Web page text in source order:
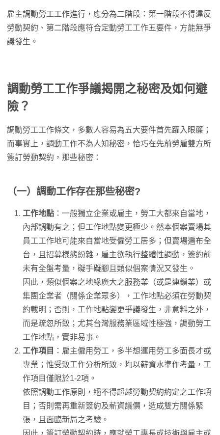
雇主調動勞工工作進行，應分為二階段：第一階段不得違反
勞動契約、第二階段應符合定動勞工工作五要件，方能無爭
議發生。
調動勞工工作爭議揭開之秘密及如何避
險？
調動勞工工作條文，多數人容易為五大要件首先躍入眼簾；
而事實上，調動工作不為人知秘密，恰巧在先前勞雇雙方所
簽訂勞動契約，那些秘密：
（一）調動工作存在那些秘密?
工作地點 ：一般獨立企業或雇主，勞工大都來自當地，
內部調動有之；但工作地點變更極少。然本個案賣場其
員工工作地可能來自當地受僱勞工居多；但賣場遍布全
台，且招募樣態紛雜，雇主欲執行整體性調動，簽約前
未有全盤考量，礙手礙腳且類似個案情況又發生。
因此，類似個案之地緣廣大之服務業（或是連鎖業）或
集團企業者（關係企業眾多），工作地點必須在勞動契
約載明；否則，工作地點變更爭議發生，非意料之外，
而是疏忽所致；尤其台灣服務業區域性極強，調動勞工
工作地點，實非易事。
工作項目 ：雇主僱用勞工，多半想運用勞工多面長才或
專業；惟受致工作分析所致，均以薪資水準作考量，工
作項目僅限於1-2項。
依照調動工作原則，絕不得超越勞動契約約定之工作項
目；否則需再重新簽約及薪資議價，造成雙方關係緊
張，且面臨新局之考驗。
因此，簽訂勞動契約時，應就勞工專長或技術與雇主或